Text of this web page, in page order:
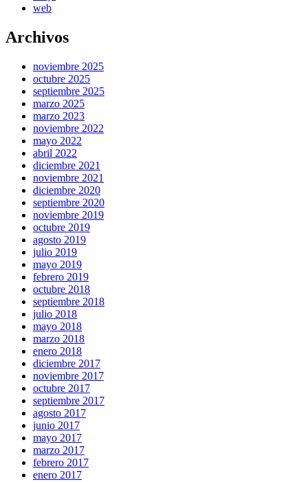
web
Archivos
noviembre 2025
octubre 2025
septiembre 2025
marzo 2025
marzo 2023
noviembre 2022
mayo 2022
abril 2022
diciembre 2021
noviembre 2021
diciembre 2020
septiembre 2020
noviembre 2019
octubre 2019
agosto 2019
julio 2019
mayo 2019
febrero 2019
octubre 2018
septiembre 2018
julio 2018
mayo 2018
marzo 2018
enero 2018
diciembre 2017
noviembre 2017
octubre 2017
septiembre 2017
agosto 2017
junio 2017
mayo 2017
marzo 2017
febrero 2017
enero 2017